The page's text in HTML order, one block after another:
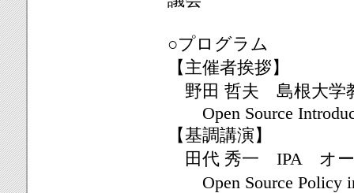
○プログラム
【主催者挨拶】
野田 哲夫 島根大学
Open Source
【基調講演】
田代 秀一 IPA オー
Open Source Policy